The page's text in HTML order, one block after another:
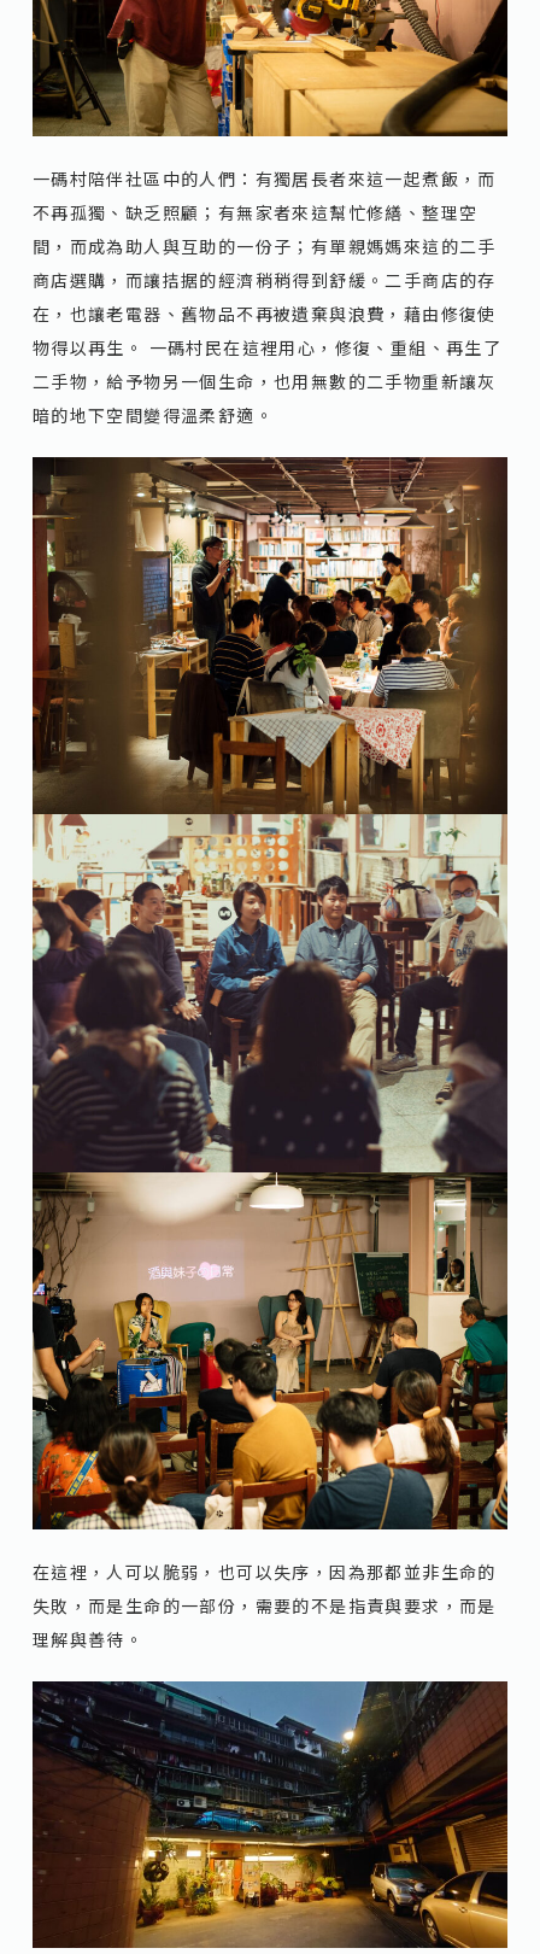
一碼村陪伴社區中的人們：有獨居長者來這一起煮飯，而
不再孤獨、缺乏照顧；有無家者來這幫忙修繕、整理空
間，而成為助人與互助的一份子；有單親媽媽來這的二手
商店選購，而讓拮据的經濟稍稍得到舒緩。二手商店的存
在，也讓老電器、舊物品不再被遺棄與浪費，藉由修復使
物得以再生。 一碼村民在這裡用心，修復、重組、再生了
二手物，給予物另一個生命，也用無數的二手物重新讓灰
暗的地下空間變得溫柔舒適。
在這裡，人可以脆弱，也可以失序，因為那都並非生命的
失敗，而是生命的一部份，需要的不是指責與要求，而是
理解與善待。